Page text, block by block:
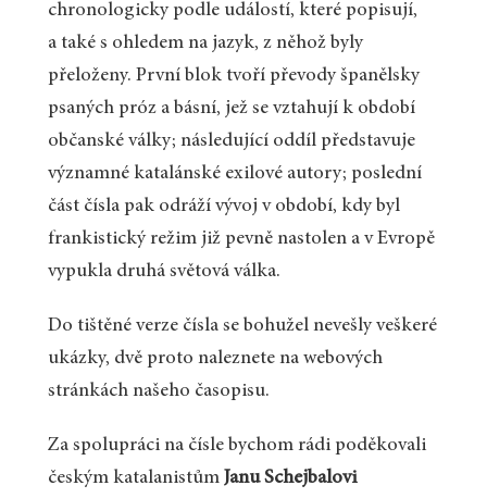
chronologicky podle událostí, které popisují,
a také s ohledem na jazyk, z něhož byly
přeloženy. První blok tvoří převody španělsky
psaných próz a básní, jež se vztahují k období
občanské války; následující oddíl představuje
významné katalánské exilové autory; poslední
část čísla pak odráží vývoj v období, kdy byl
frankistický režim již pevně nastolen a v Evropě
vypukla druhá světová válka.
Do tištěné verze čísla se bohužel nevešly veškeré
ukázky, dvě proto naleznete na webových
stránkách našeho časopisu.
Za spolupráci na čísle bychom rádi poděkovali
českým katalanistům Janu Schejbalovi